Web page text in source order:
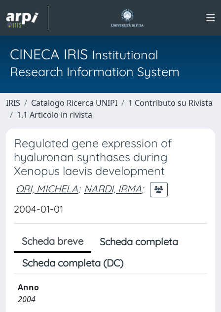
CINECA IRIS Institutional
Research Information System
IRIS Catalogo Ricerca UNIPI
1 Contributo su Rivista
1.1 Articolo in rivista
Regulated gene expression of
hyaluronan synthases during
Xenopus laevis development
ORI, MICHELA; NARDI, IRMA;
2004-01-01
Scheda breve
Scheda completa
Scheda completa (DC)
Anno
2004